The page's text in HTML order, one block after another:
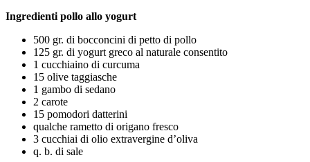
Ingredienti pollo allo yogurt
500 gr. di bocconcini di petto di pollo
125 gr. di yogurt greco al naturale consentito
1 cucchiaino di curcuma
15 olive taggiasche
1 gambo di sedano
2 carote
15 pomodori datterini
qualche rametto di origano fresco
3 cucchiai di olio extravergine d’oliva
q. b. di sale